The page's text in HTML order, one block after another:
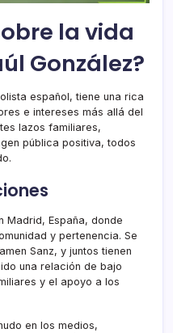
la vida
González?
español, tiene una rica
e intereses más allá del
lazos familiares,
pública positiva, todos
Madrid, España, donde
y pertenencia. Se
Sanz, y juntos tienen
una relación de bajo
y el apoyo a los
en los medios,